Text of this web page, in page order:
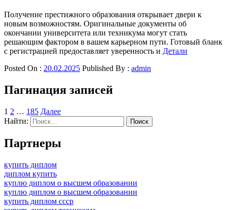
Получение престижного образования открывает двери к
новым возможностям. Оригинальные документы об
окончании университета или техникума могут стать
решающим фактором в вашем карьерном пути. Готовый бланк
с регистрацией предоставляет уверенность и Детали
Posted On : 20.02.2025 Published By : admin
Пагинация записей
1 2 … 185 Далее
Найти:
Партнеры
купить диплом
диплом купить
куплю диплом о высшем образовании
куплю диплом о высшем образовании
купить диплом ссср